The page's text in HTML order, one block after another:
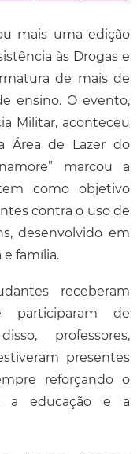
mais uma edição
às Drogas e
de mais de
ensino. O evento,
Militar, aconteceu
Área de Lazer do
marcou a
como objetivo
contra o uso de
desenvolvido em
e família.
receberam
participaram de
professores,
presentes
reforçando o
a educação e a